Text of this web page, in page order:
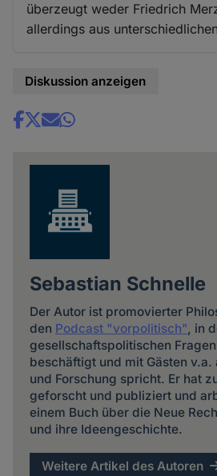
überzeugt weder Friedrich
allerdings aus
Diskussion anzeigen
Share
Sebastian Schnelle
Der Autor ist promovierter
den Podcast "vorpolitisch", in
gesellschaftspolitischen
beschäftigt und mit Gästen v.a.
und Forschung spricht. Er hat
geforscht und publiziert und
einem Buch über die Neue
und ihre Ideengeschichte.
Weitere Artikel des Autoren